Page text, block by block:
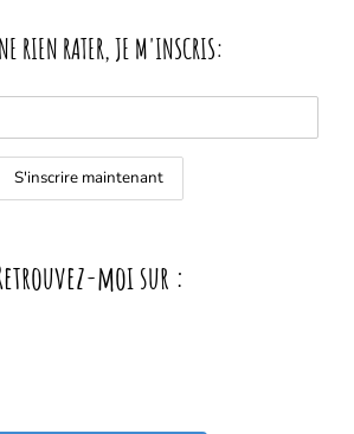
RIEN RATER, JE M'INSCRIS:
moi sur :